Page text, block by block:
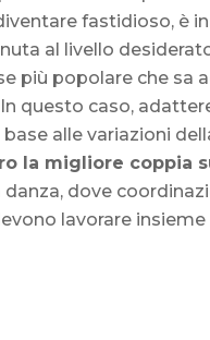
fastidioso, è
al livello
più popolare che sa
questo caso,
alle variazioni
la migliore coppia
dove
lavorare